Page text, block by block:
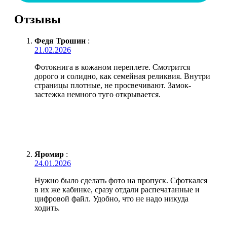
Отзывы
Федя Трошин :
21.02.2026
Фотокнига в кожаном переплете. Смотрится
дорого и солидно, как семейная реликвия. Внутри
страницы плотные, не просвечивают. Замок-
застежка немного туго открывается.
Яромир :
24.01.2026
Нужно было сделать фото на пропуск. Сфоткался
в их же кабинке, сразу отдали распечатанные и
цифровой файл. Удобно, что не надо никуда
ходить.